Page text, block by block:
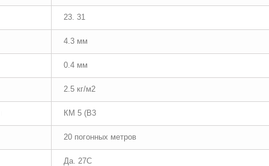
23. 31
4.3 мм
0.4 мм
2.5 кг/м2
КМ 5 (В3
20 погонных метров
Да. 27С